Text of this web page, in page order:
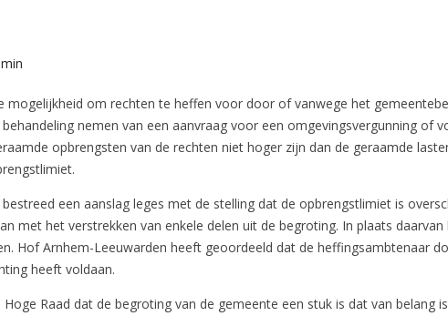
mogelijkheid om rechten te heffen voor door of vanwege het
nemen van een aanvraag voor een omgevingsvergunning of
opbrengsten van de rechten niet hoger zijn dan de geraamde
een aanslag leges met de stelling dat de opbrengstlimiet is
met het verstrekken van enkele delen uit de begroting. In plaats
Hof Arnhem-Leeuwarden heeft geoordeeld dat de heffingsambtenaar
heeft voldaan.
Raad dat de begroting van de gemeente een stuk is dat van